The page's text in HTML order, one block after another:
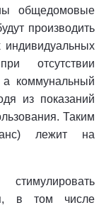
общедомовые
производить
индивидуальных
отсутствии
а коммунальный
из показаний
Таким
лежит на
в том числе